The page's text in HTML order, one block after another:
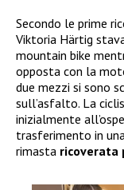
Secondo le prime
Viktoria Härtig
mountain bike
opposta con la
due mezzi si sono
sull’asfalto. La
inizialmente
trasferimento in
rimasta ricoverata